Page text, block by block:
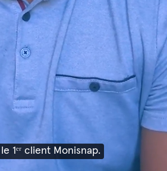
1ᵉʳ client Monisnap.